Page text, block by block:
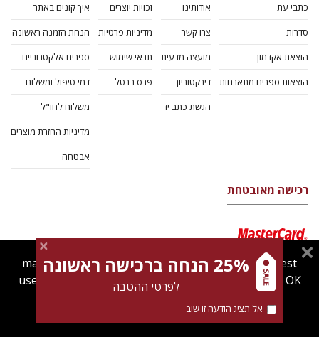
כתבי עת
סדרות
הוצאת אקדמון
הוצאות ספרים מתארחות
אודותינו
צרו קשר
מועצה מדעית
דירקטוריון
הגשת כתב יד
זכויות יוצרים
מדיניות פרטיות
תנאי שימוש
פרס ברטל
איך קונים באתר
הנחת הזמנה ראשונה
ספרים אלקטרוניים
דמי טיפול ומשלוח
משלוח לחו"ל
מדיניות החזרת מוצרים
אבטחה
רכישה מאובטחת
magnespress.co.il uses cookies to give you the best
user experience. Using this website means you're OK
Find out more about ourcookies policy
25% הנחה ברכישה ראשונה
לפרטי ההטבה
אל תציג הודעה זו שוב